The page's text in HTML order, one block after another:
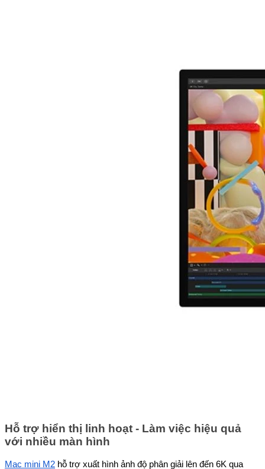
Hỗ trợ hiển thị linh hoạt - Làm việc hiệu quả
với nhiều màn hình
Mac mini M2 hỗ trợ xuất hình ảnh độ phân giải lên đến 6K qua